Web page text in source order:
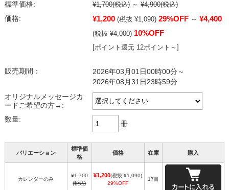
標準価格: ¥1,700(税込) ～ ¥4,900(税込)
価格:
¥1,200 (税抜 ¥1,090) 29%OFF ～ ¥4,400
(税抜 ¥4,000) 10%OFF
[ポイント還元 12ポイント～]
販売期間：
2026年03月01日00時00分～
2026年08月31日23時59分
オリジナルメッセージカ
ードご希望の方→:
数量:
冊
バリエーション
標準価
格
価格 在庫 購入
カレンダーのみ
¥1,700
(税込)
¥1,200(税抜 ¥1,090)
29%OFF
17冊